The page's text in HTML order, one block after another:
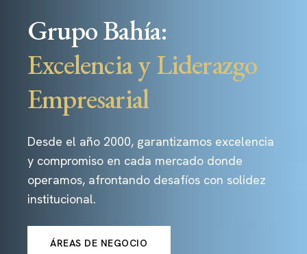
Grupo Bahía:
Excelencia y Liderazgo
Empresarial
Desde el año 2000, garantizamos excelencia
y compromiso en cada mercado donde
operamos, afrontando desafíos con solidez
institucional.
ÁREAS DE NEGOCIO